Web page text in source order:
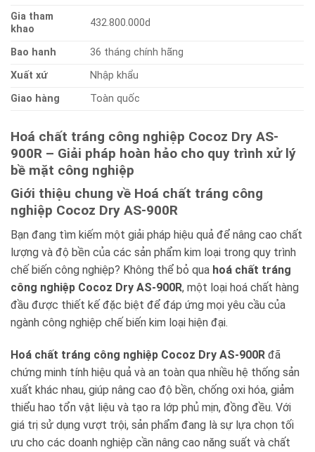
Gia tham
khao
432.800.000d
Bao hanh
36 tháng chính hãng
Xuất xứ
Nhập khẩu
Giao hàng
Toàn quốc
Hoá chất tráng công nghiệp Cocoz Dry AS-
900R – Giải pháp hoàn hảo cho quy trình xử lý
bề mặt công nghiệp
Giới thiệu chung về Hoá chất tráng công
nghiệp Cocoz Dry AS-900R
Bạn đang tìm kiếm một giải pháp hiệu quả để nâng cao chất
lượng và độ bền của các sản phẩm kim loại trong quy trình
chế biến công nghiệp? Không thể bỏ qua hoá chất tráng
công nghiệp Cocoz Dry AS-900R, một loại hoá chất hàng
đầu được thiết kế đặc biệt để đáp ứng mọi yêu cầu của
ngành công nghiệp chế biến kim loại hiện đại.
Hoá chất tráng công nghiệp Cocoz Dry AS-900R đã
chứng minh tính hiệu quả và an toàn qua nhiều hệ thống sản
xuất khác nhau, giúp nâng cao độ bền, chống oxi hóa, giảm
thiểu hao tổn vật liệu và tạo ra lớp phủ mịn, đồng đều. Với
giá trị sử dụng vượt trội, sản phẩm đang là sự lựa chọn tối
ưu cho các doanh nghiệp cần nâng cao năng suất và chất